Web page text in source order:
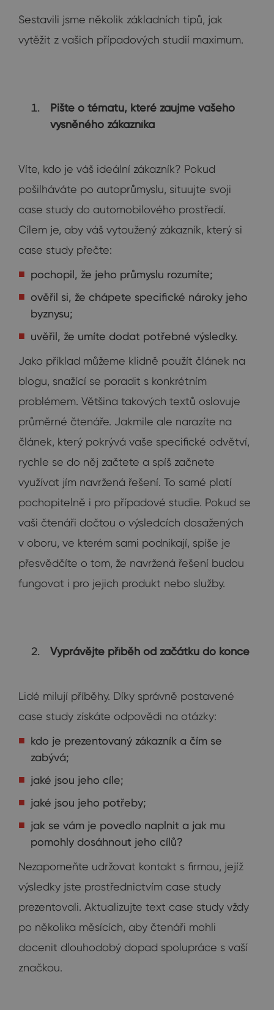
Sestavili jsme několik základních tipů, jak
vytěžit z vašich případových studií maximum.
Pište o tématu, které zaujme vašeho
vysněného zákazníka
Víte, kdo je váš ideální zákazník? Pokud
pošilháváte po autoprůmyslu, situujte svoji
case study do automobilového prostředí.
Cílem je, aby váš vytoužený zákazník, který si
case study přečte:
pochopil, že jeho průmyslu rozumíte;
ověřil si, že chápete specifické nároky jeho
byznysu;
uvěřil, že umíte dodat potřebné výsledky.
Jako příklad můžeme klidně použít článek na
blogu, snažící se poradit s konkrétním
problémem. Většina takových textů oslovuje
průměrné čtenáře. Jakmile ale narazíte na
článek, který pokrývá vaše specifické odvětví,
rychle se do něj začtete a spíš začnete
využívat jím navržená řešení. To samé platí
pochopitelně i pro případové studie. Pokud se
vaši čtenáři dočtou o výsledcích dosažených
v oboru, ve kterém sami podnikají, spíše je
přesvědčíte o tom, že navržená řešení budou
fungovat i pro jejich produkt nebo služby.
Vyprávějte příběh od začátku do konce
Lidé milují příběhy. Díky správně postavené
case study získáte odpovědi na otázky:
kdo je prezentovaný zákazník a čím se
zabývá;
jaké jsou jeho cíle;
jaké jsou jeho potřeby;
jak se vám je povedlo naplnit a jak mu
pomohly dosáhnout jeho cílů?
Nezapomeňte udržovat kontakt s firmou, jejíž
výsledky jste prostřednictvím case study
prezentovali. Aktualizujte text case study vždy
po několika měsících, aby čtenáři mohli
docenit dlouhodobý dopad spolupráce s vaší
značkou.